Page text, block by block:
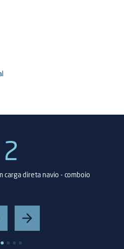
2
carga direta navio - comboio